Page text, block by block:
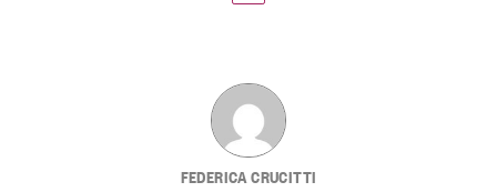
FEDERICA CRUCITTI